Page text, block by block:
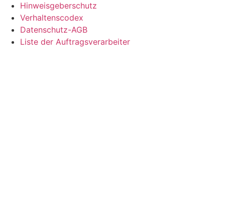
Hinweisgeberschutz
Verhaltenscodex
Datenschutz-AGB
Liste der Auftragsverarbeiter